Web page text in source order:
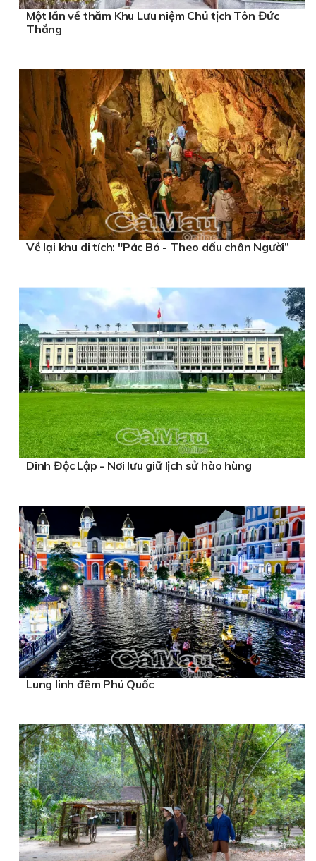
Một lần về thăm Khu Lưu niệm Chủ tịch Tôn Đức
Thắng
Về lại khu di tích: "Pác Bó - Theo dấu chân Người”
Dinh Độc Lập - Nơi lưu giữ lịch sử hào hùng
Lung linh đêm Phú Quốc